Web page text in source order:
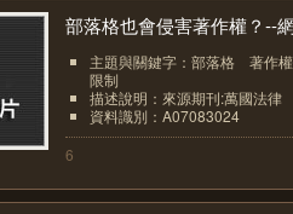
部落格也會侵害著作權？--
主題與關鍵字：部落格 著作
限制
描述說明：來源期刊:萬國法律
資料識別：A07083024
6